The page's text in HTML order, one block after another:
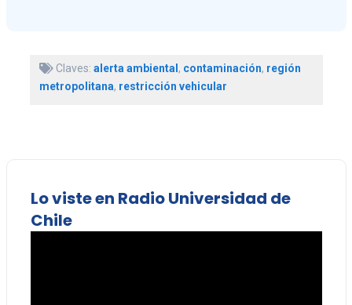
Claves: alerta ambiental, contaminación, región
metropolitana, restricción vehicular
Lo viste en Radio Universidad de
Chile